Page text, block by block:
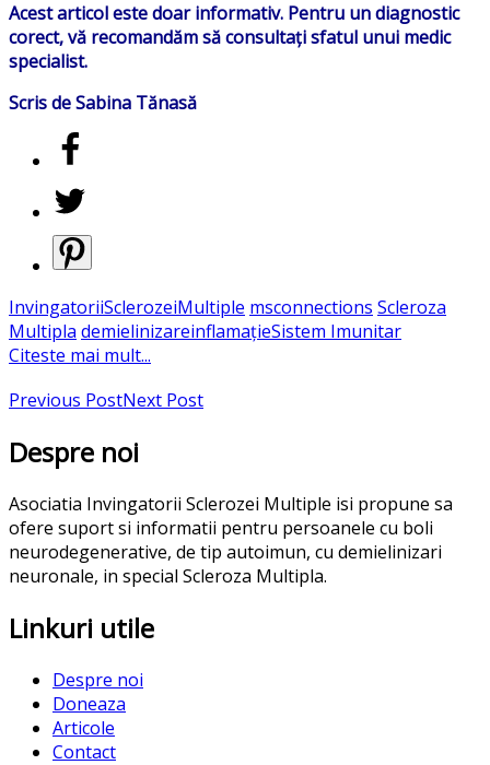
Acest articol este doar informativ. Pentru un diagnostic
corect, vă recomandăm să consultați sfatul unui medic
specialist.
Scris de Sabina Tănasă
InvingatoriiSclerozeiMultiple msconnections Scleroza
Multipla demielinizareinflamațieSistem Imunitar
Citeste mai mult...
Previous PostNext Post
Despre noi
Asociatia Invingatorii Sclerozei Multiple isi propune sa
ofere suport si informatii pentru persoanele cu boli
neurodegenerative, de tip autoimun, cu demielinizari
neuronale, in special Scleroza Multipla.
Linkuri utile
Despre noi
Doneaza
Articole
Contact